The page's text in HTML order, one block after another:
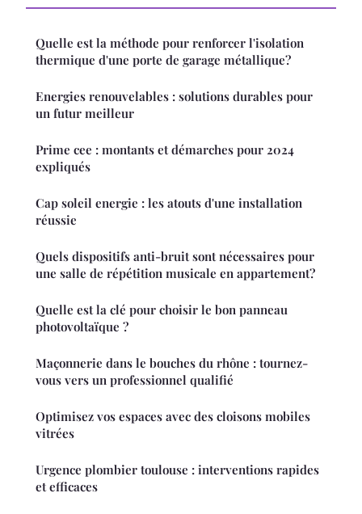
Quelle est la méthode pour renforcer l'isolation
thermique d'une porte de garage métallique?
Energies renouvelables : solutions durables pour
un futur meilleur
Prime cee : montants et démarches pour 2024
expliqués
Cap soleil energie : les atouts d'une installation
réussie
Quels dispositifs anti-bruit sont nécessaires pour
une salle de répétition musicale en appartement?
Quelle est la clé pour choisir le bon panneau
photovoltaïque ?
Maçonnerie dans le bouches du rhône : tournez-
vous vers un professionnel qualifié
Optimisez vos espaces avec des cloisons mobiles
vitrées
Urgence plombier toulouse : interventions rapides
et efficaces